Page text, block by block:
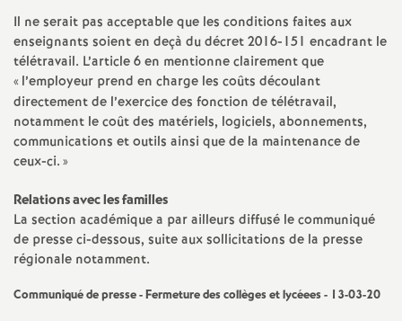
Il ne serait pas acceptable que les conditions faites aux
enseignants soient en deçà du décret 2016-151 encadrant le
télétravail. L’article 6 en mentionne clairement que
«l’employeur prend en charge les coûts découlant
directement de l’exercice des fonction de télétravail,
notamment le coût des matériels, logiciels, abonnements,
communications et outils ainsi que de la maintenance de
ceux-ci.»
Relations avec les familles
La section académique a par ailleurs diffusé le communiqué
de presse ci-dessous, suite aux sollicitations de la presse
régionale notamment.
Communiqué de presse - Fermeture des collèges et lycéees - 13-03-20